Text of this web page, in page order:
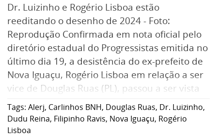
Dr. Luizinho e Rogério Lisboa estão
reeditando o desenho de 2024 - Foto:
Reprodução Confirmada em nota oficial pelo
diretório estadual do Progressistas emitida no
último dia 19, a desistência do ex-prefeito de
Nova Iguaçu, Rogério Lisboa em relação a ser
vice de Douglas Ruas (PL), passou a ser vista
como ameaça aos deputados estaduais
Filipinho Ravis e Carlinhos BNH (ambos do PP),
e ao vereador Vagner Mateus dos Santos,
Tags: Alerj, Carlinhos BNH, Douglas Ruas, Dr. Luizinho,
Dudu Reina, Filipinho Ravis, Nova Iguaçu, Rogério
Lisboa